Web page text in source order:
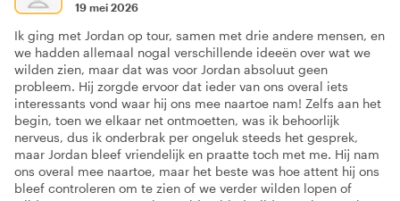
19 mei 2026
Ik ging met Jordan op tour, samen met drie andere mensen, en
we hadden allemaal nogal verschillende ideeën over wat we
wilden zien, maar dat was voor Jordan absoluut geen
probleem. Hij zorgde ervoor dat ieder van ons overal iets
interessants vond waar hij ons mee naartoe nam! Zelfs aan het
begin, toen we elkaar net ontmoetten, was ik behoorlijk
nerveus, dus ik onderbrak per ongeluk steeds het gesprek,
maar Jordan bleef vriendelijk en praatte toch met me. Hij nam
ons overal mee naartoe, maar het beste was hoe attent hij ons
bleef controleren om te zien of we verder wilden lopen of